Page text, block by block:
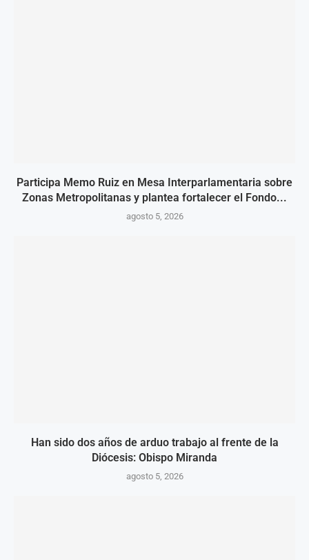
Participa Memo Ruiz en Mesa Interparlamentaria sobre
Zonas Metropolitanas y plantea fortalecer el Fondo...
agosto 5, 2026
Han sido dos años de arduo trabajo al frente de la
Diócesis: Obispo Miranda
agosto 5, 2026